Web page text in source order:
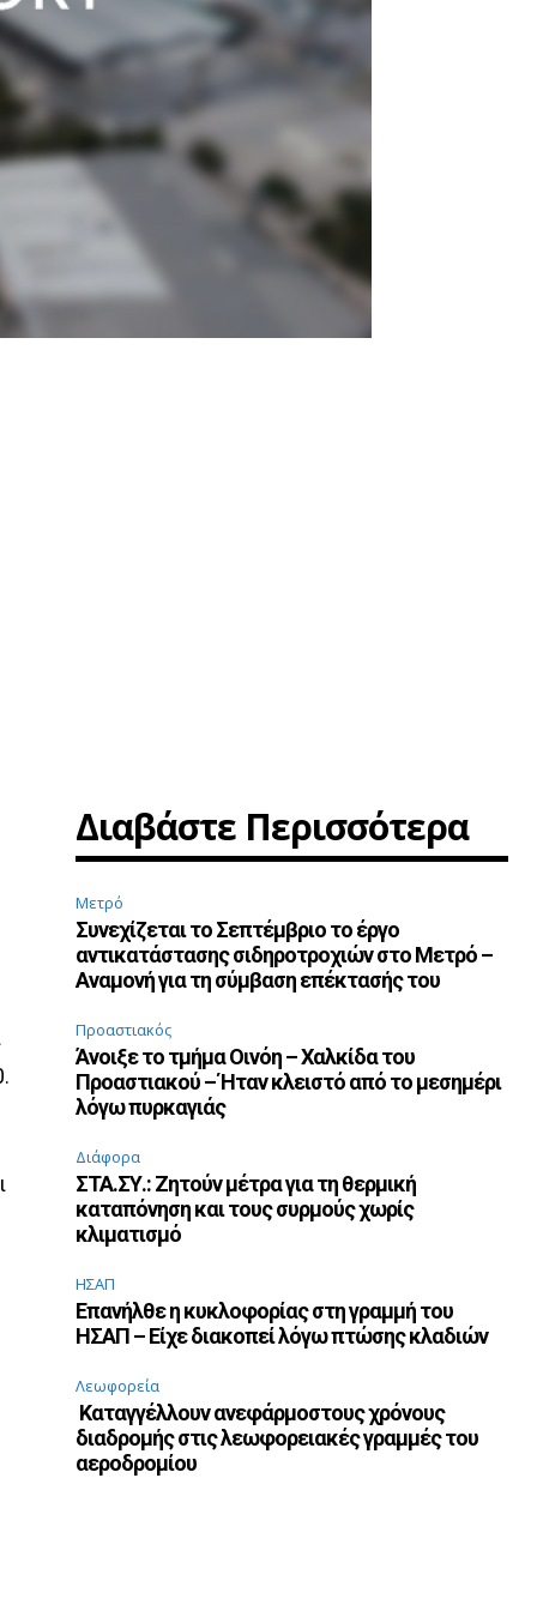
Διαβάστε Περισσότερα
Μετρό
Συνεχίζεται το Σεπτέμβριο το έργο
αντικατάστασης σιδηροτροχιών στο Μετρό –
Αναμονή για τη σύμβαση επέκτασής του
Προαστιακός
Άνοιξε το τμήμα Οινόη – Χαλκίδα του
Προαστιακού – Ήταν κλειστό από το μεσημέρι
λόγω πυρκαγιάς
Διάφορα
ΣΤΑ.ΣΥ.: Ζητούν μέτρα για τη θερμική
καταπόνηση και τους συρμούς χωρίς
κλιματισμό
ΗΣΑΠ
Επανήλθε η κυκλοφορίας στη γραμμή του
ΗΣΑΠ – Είχε διακοπεί λόγω πτώσης κλαδιών
Λεωφορεία
Καταγγέλλουν ανεφάρμοστους χρόνους
διαδρομής στις λεωφορειακές γραμμές του
αεροδρομίου